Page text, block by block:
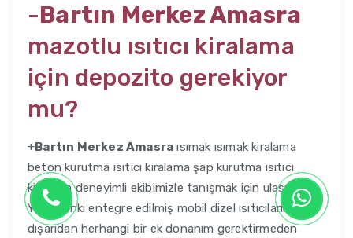
-Bartın Merkez Amasra
mazotlu ısıtıcı kiralama
için depozito gerekiyor
mu?
+Bartın Merkez Amasra ısımak ısımak kiralama
beton kurutma ısıtıcı kiralama şap kurutma ısıtıcı
kiralama deneyimli ekibimizle tanışmak için ulaşın.
Yakıt tankı entegre edilmiş mobil dizel ısıtıcılarımız
dışarıdan herhangi bir ek donanım gerektirmeden